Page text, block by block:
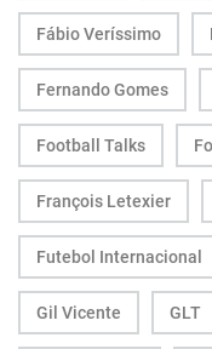
Fábio Veríssimo
Fernando Gomes
Football Talks
François Letexier
Futebol Internacional
Gil Vicente GLT